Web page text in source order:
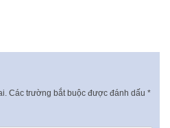
Các trường bắt buộc được đánh dấu *